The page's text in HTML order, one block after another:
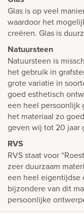
Glas is op veel
waardoor het
creëren. Glas is
Natuursteen
Natuursteen is
het gebruik in
grote variatie in
goed esthetisch
een heel persoonlijk
het materiaal zo
geven wij tot 20 jaar
RVS
RVS staat voor
zeer duurzaam
een heel eigentijdse
bijzondere van dit
persoonlijke